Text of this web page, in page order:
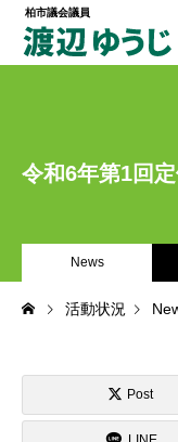
柏市議会議員
NO選挙カー
令和6年第1回
News
活動状況
Post